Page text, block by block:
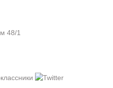
48/1